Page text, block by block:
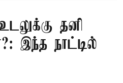
தனி
இந்த நாட்டில்